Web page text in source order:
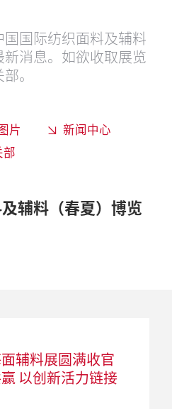
国际纺织面料及辅料
新消息。如欲收取展览
。
片
新闻中心
辅料（春夏）博览
辅料展圆满收官
以创新活力链接